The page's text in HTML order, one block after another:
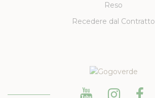
Reso
Recedere dal Contratto